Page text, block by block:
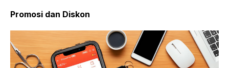
Promosi dan Diskon